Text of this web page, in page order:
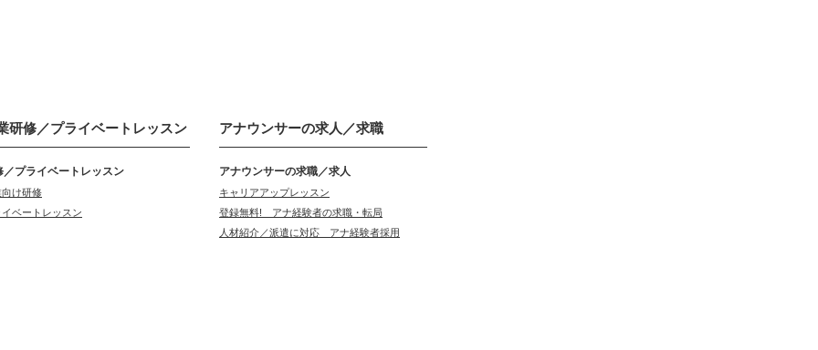
研修／プライベートレッスン
／プライベートレッスン
向け研修
ベートレッスン
アナウンサーの求人／求職
アナウンサーの求職／求人
キャリアアップレッスン
登録無料! アナ経験者の求職・転局
人材紹介／派遣に対応 アナ経験者採用